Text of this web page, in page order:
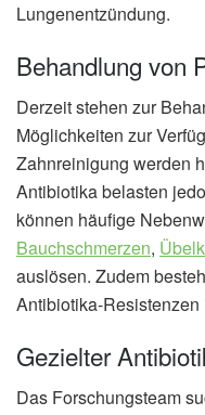
Lungenentzündung.
Behandlung von
Derzeit stehen zur
Möglichkeiten zur
Zahnreinigung werden
Antibiotika belasten
können häufige
Bauchschmerzen,
auslösen. Zudem
Antibiotika-
Gezielter
Das Forschungsteam